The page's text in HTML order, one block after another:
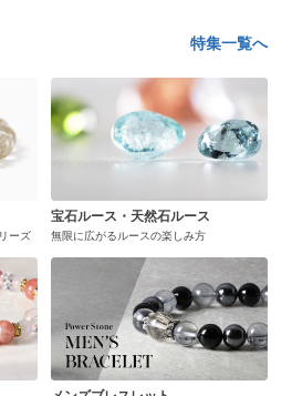
特集一覧へ
ーズ
宝石ルース・天然石ルース
無限に広がるルースの楽しみ方